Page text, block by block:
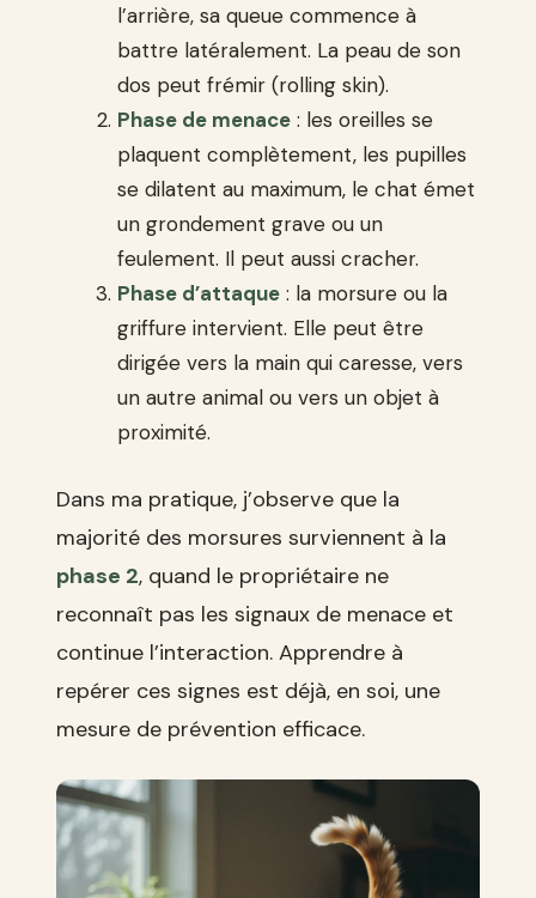
l’arrière, sa queue commence à
battre latéralement. La peau de son
dos peut frémir (rolling skin).
Phase de menace : les oreilles se
plaquent complètement, les pupilles
se dilatent au maximum, le chat émet
un grondement grave ou un
feulement. Il peut aussi cracher.
Phase d’attaque : la morsure ou la
griffure intervient. Elle peut être
dirigée vers la main qui caresse, vers
un autre animal ou vers un objet à
proximité.
Dans ma pratique, j’observe que la
majorité des morsures surviennent à la
phase 2, quand le propriétaire ne
reconnaît pas les signaux de menace et
continue l’interaction. Apprendre à
repérer ces signes est déjà, en soi, une
mesure de prévention efficace.